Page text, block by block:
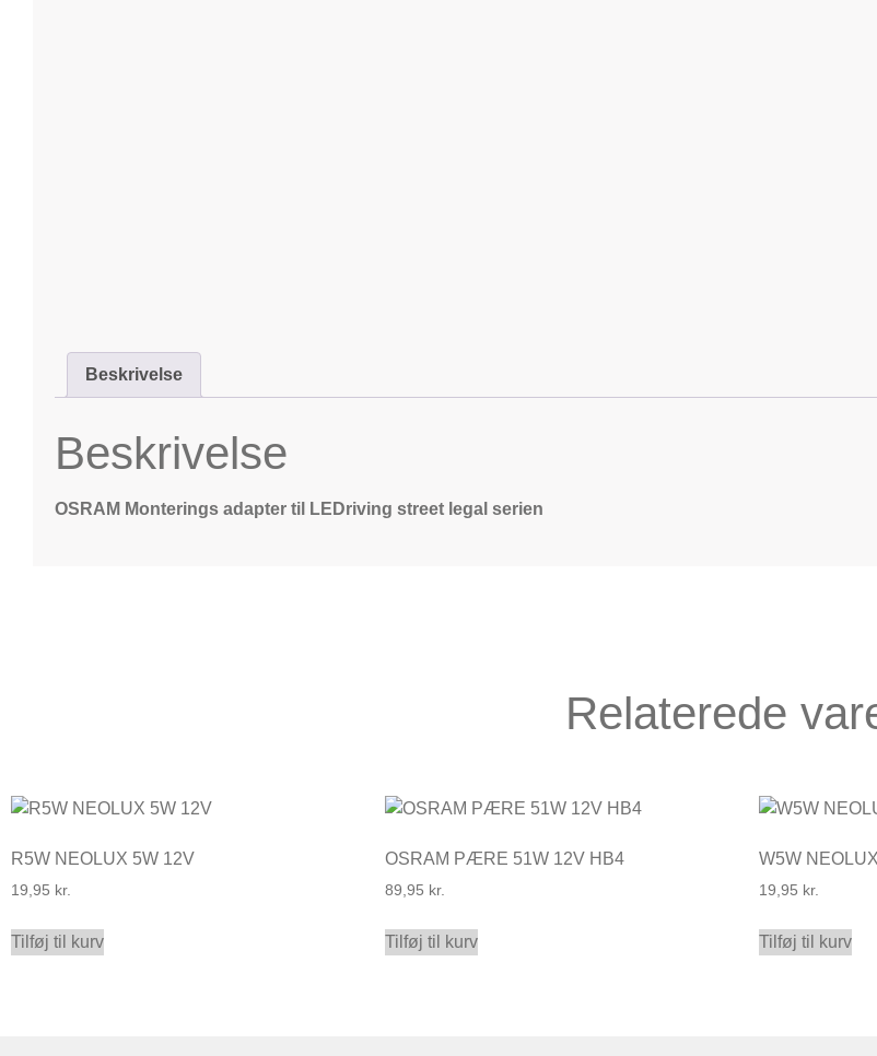
Beskrivelse
Beskrivelse
OSRAM Monterings adapter til LEDriving street legal serien
Relaterede
R5W NEOLUX 5W 12V
19,95 kr.
Tilføj til kurv
OSRAM PÆRE 51W 12V HB4
89,95 kr.
Tilføj til kurv
W5W
19,95 kr.
Tilføj til kurv